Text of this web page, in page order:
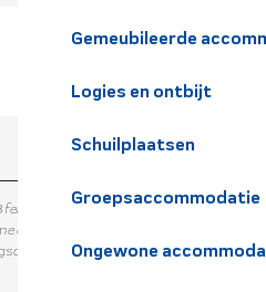
Gemeubileerde
Logies en ontbijt
Schuilplaatsen
Groepsaccommodatie
Ongewone
2026 in 17:09
de Belledonne Chartreuse
:
824532)